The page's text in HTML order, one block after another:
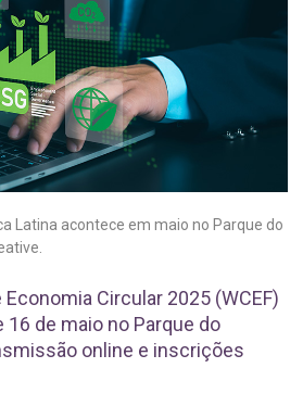
Latina acontece em maio no Parque do
Circular 2025 (WCEF)
de maio no Parque do
online e inscrições